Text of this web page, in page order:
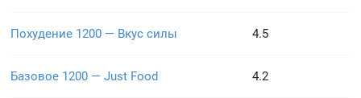
Похудение 1200 — Вкус силы 4.5
Базовое 1200 — Just Food 4.2